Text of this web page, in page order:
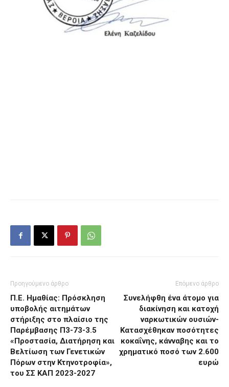
Προηγούμενο άρθρο
Π.Ε. Ημαθίας: Πρόσκληση
υποβολής αιτημάτων
στήριξης στο πλαίσιο της
Παρέμβασης Π3-73-3.5
«Προστασία, Διατήρηση και
Βελτίωση των Γενετικών
Πόρων στην Κτηνοτροφία»,
του ΣΣ ΚΑΠ 2023-2027
Επόμενο άρθρο
Συνελήφθη ένα άτομο για
διακίνηση και κατοχή
ναρκωτικών ουσιών-
Κατασχέθηκαν ποσότητες
κοκαΐνης, κάνναβης και το
χρηματικό ποσό των 2.600
ευρώ